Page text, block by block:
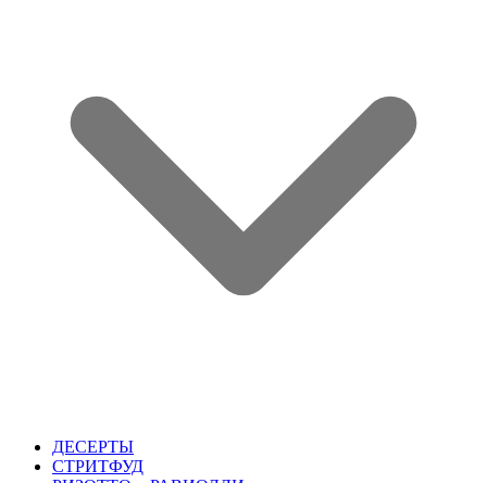
ДЕСЕРТЫ
СТРИТФУД